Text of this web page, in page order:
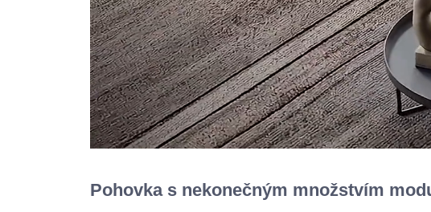
Pohovka s nekonečným množstvím